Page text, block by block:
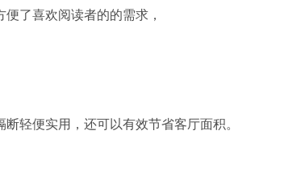
了喜欢阅读者的的需求，
轻便实用，还可以有效节省客厅面积。